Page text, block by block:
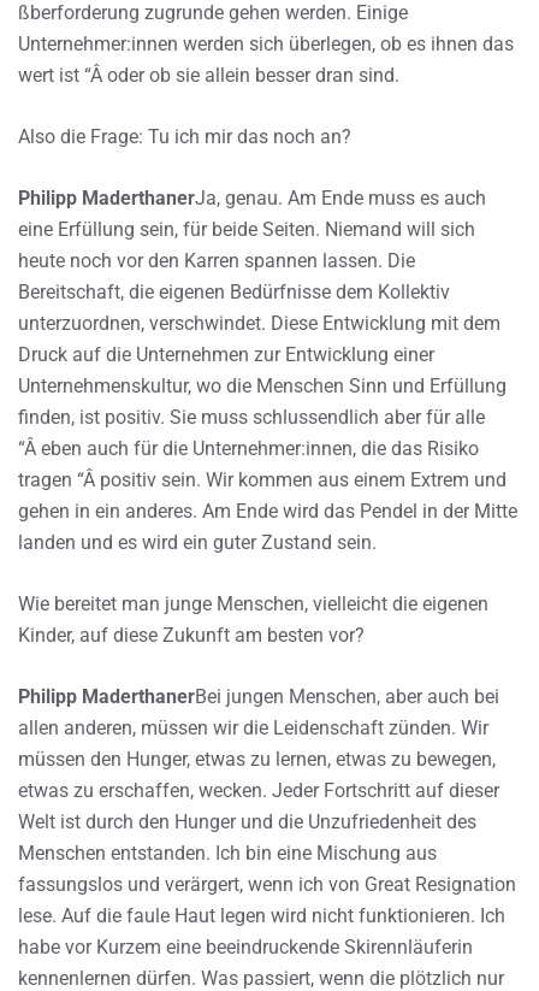
ßberforderung zugrunde gehen werden. Einige
Unternehmer:innen werden sich überlegen, ob es ihnen das
wert ist “Â oder ob sie allein besser dran sind.
Also die Frage: Tu ich mir das noch an?
Philipp MaderthanerJa, genau. Am Ende muss es auch
eine Erfüllung sein, für beide Seiten. Niemand will sich
heute noch vor den Karren spannen lassen. Die
Bereitschaft, die eigenen Bedürfnisse dem Kollektiv
unterzuordnen, verschwindet. Diese Entwicklung mit dem
Druck auf die Unternehmen zur Entwicklung einer
Unternehmenskultur, wo die Menschen Sinn und Erfüllung
finden, ist positiv. Sie muss schlussendlich aber für alle
“Â eben auch für die Unternehmer:innen, die das Risiko
tragen “Â positiv sein. Wir kommen aus einem Extrem und
gehen in ein anderes. Am Ende wird das Pendel in der Mitte
landen und es wird ein guter Zustand sein.
Wie bereitet man junge Menschen, vielleicht die eigenen
Kinder, auf diese Zukunft am besten vor?
Philipp MaderthanerBei jungen Menschen, aber auch bei
allen anderen, müssen wir die Leidenschaft zünden. Wir
müssen den Hunger, etwas zu lernen, etwas zu bewegen,
etwas zu erschaffen, wecken. Jeder Fortschritt auf dieser
Welt ist durch den Hunger und die Unzufriedenheit des
Menschen entstanden. Ich bin eine Mischung aus
fassungslos und verärgert, wenn ich von Great Resignation
lese. Auf die faule Haut legen wird nicht funktionieren. Ich
habe vor Kurzem eine beeindruckende Skirennläuferin
kennenlernen dürfen. Was passiert, wenn die plötzlich nur